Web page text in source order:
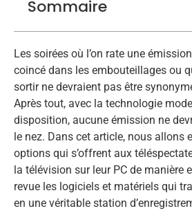
Sommaire
Les soirées où l’on rate une
coincé dans les embouteillages ou
sortir ne devraient pas être
Après tout, avec la technologie
disposition, aucune émission ne
le nez. Dans cet article, nous allons
options qui s’offrent aux
la télévision sur leur PC de manière
revue les logiciels et matériels qui
en une véritable station